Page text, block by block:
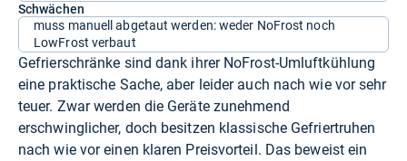
Schwächen
muss manuell abgetaut werden: weder NoFrost noch
LowFrost verbaut
Gefrierschränke sind dank ihrer NoFrost-Umluftkühlung
eine praktische Sache, aber leider auch nach wie vor sehr
teuer. Zwar werden die Geräte zunehmend
erschwinglicher, doch besitzen klassische Gefriertruhen
nach wie vor einen klaren Preisvorteil. Das beweist ein